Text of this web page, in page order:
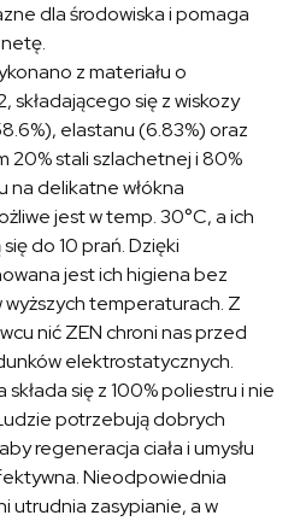
dla środowiska i pomaga
z materiału o
się z wiskozy
elastanu (6.83%) oraz
20% stali szlachetnej i 80%
na delikatne włókna
jest w temp. 30°C, a ich
do 10 prań. Dzięki
jest ich higiena bez
temperaturach. Z
nić ZEN chroni nas przed
elektrostatycznych.
się z 100% poliestru i nie
potrzebują dobrych
regeneracja ciała i umysłu
Nieodpowiednia
utrudnia zasypianie, a w